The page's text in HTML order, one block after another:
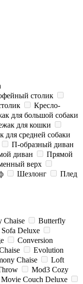
столик
Кресло-
для большой собаки
для кошки
для средней собаки
П-образный диван
диван
Прямой
верх
Шезлонг
Плед
Chaise
Butterfly
Deluxe
Conversion
Evolution
Chaise
Loft
Mod3 Cozy
Couch Deluxe